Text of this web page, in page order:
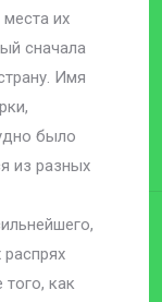
их
сначала
Имя
было
из разных
как